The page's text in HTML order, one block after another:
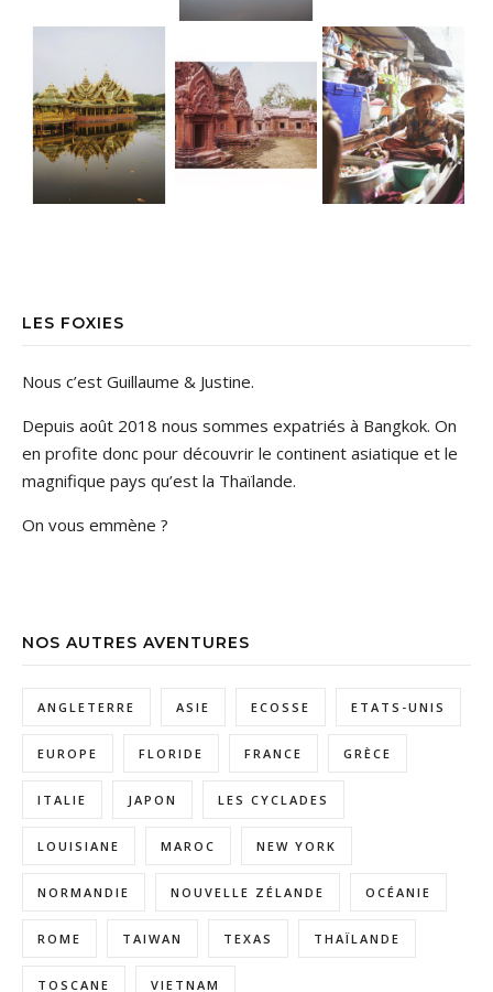
LES FOXIES
Nous c’est Guillaume & Justine.
Depuis août 2018 nous sommes expatriés à Bangkok. On
en profite donc pour découvrir le continent asiatique et le
magnifique pays qu’est la Thaïlande.
On vous emmène ?
NOS AUTRES AVENTURES
ANGLETERRE ASIE ECOSSE ETATS-UNIS
EUROPE FLORIDE FRANCE GRÈCE
ITALIE JAPON LES CYCLADES
LOUISIANE MAROC NEW YORK
NORMANDIE NOUVELLE ZÉLANDE OCÉANIE
ROME TAIWAN TEXAS THAÏLANDE
TOSCANE VIETNAM